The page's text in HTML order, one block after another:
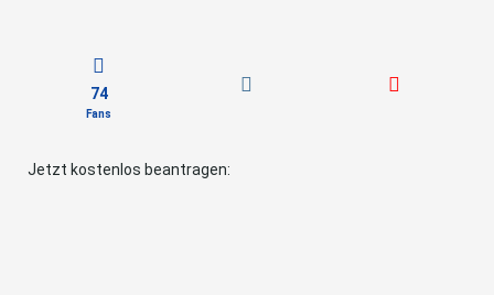
74
Fans
Jetzt kostenlos beantragen: